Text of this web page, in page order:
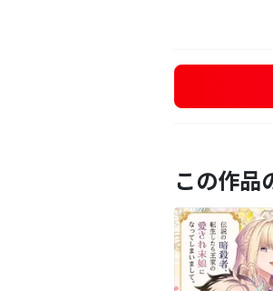
この作品